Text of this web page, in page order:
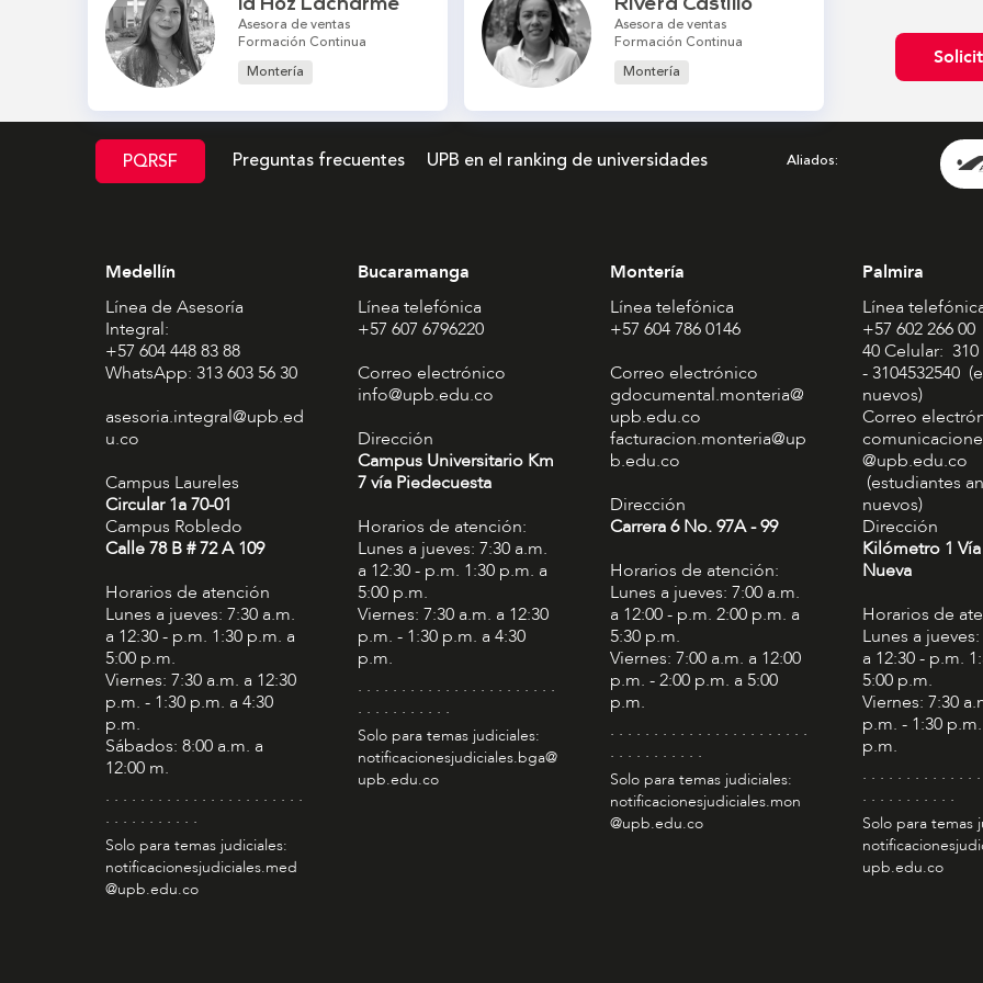
la Hoz Lacharme
Asesora de ventas
Formación Continua
Montería
Rivera Castillo
Asesora de ventas
Formación Continua
Montería
PQRSF Preguntas frecuentes UPB en el ranking de universidades Aliados
Medellín
Línea de Asesoría
Integral:
+57 604 448 83 88
WhatsApp: 313 603 56 30
asesoria.integral@upb.ed
u.co
Campus Laureles
Circular 1a 70-01
Campus Robledo
Calle 78 B # 72 A 109
Horarios de atención
Lunes a jueves: 7:30 a.m.
a 12:30 - p.m. 1:30 p.m. a
5:00 p.m.
Viernes: 7:30 a.m. a 12:30
p.m. - 1:30 p.m. a 4:30
p.m.
Sábados: 8:00 a.m. a
12:00 m.
. . . . . . . . . . . . . . . . . . . . . . .
. . . . . . . . . . .
Solo para temas judiciales:
notificacionesjudiciales.med
@upb.edu.co
Bucaramanga
Línea telefónica
+57 607 6796220
Correo electrónico
info@upb.edu.co
Dirección
Campus Universitario Km
7 vía Piedecuesta
Horarios de atención:
Lunes a jueves: 7:30 a.m.
a 12:30 - p.m. 1:30 p.m. a
5:00 p.m.
Viernes: 7:30 a.m. a 12:30
p.m. - 1:30 p.m. a 4:30
p.m.
. . . . . . . . . . . . . . . . . . . . . . .
. . . . . . . . . . .
Solo para temas judiciales:
notificacionesjudiciales.bga@
upb.edu.co
Montería
Línea telefónica
+57 604 786 0146
Correo electrónico
gdocumental.monteria@
upb.edu.co
facturacion.monteria@up
b.edu.co
Dirección
Carrera 6 No. 97A - 99​
Horarios de atención:
Lunes a jueves: 7:00 a.m.
a 12:00 - p.m. 2:00 p.m. a
5:30 p.m.
Viernes: 7:00 a.m. a 12:00
p.m. - 2:00 p.m. a 5:00
p.m.
. . . . . . . . . . . . . . . . . . . . . . .
. . . . . . . . . . .
Solo para temas judiciales:
notificacionesjudiciales.mon
@upb.edu.co
Palmira
Línea
+57 602 266 00
40 Celular: 310
- 3104532540
nuevos)
Correo
@upb.edu.co
(estudiantes
nuevos)
Dirección
Kilómetro 1
Nueva
Horarios de
Lunes a
a 12:30 - p.m.
5:00 p.m.
Viernes: 7:30
p.m. - 1:30
p.m.
. . . . . . . . . . . . .
. . . . . . . . . . .
Solo para temas
upb.edu.co